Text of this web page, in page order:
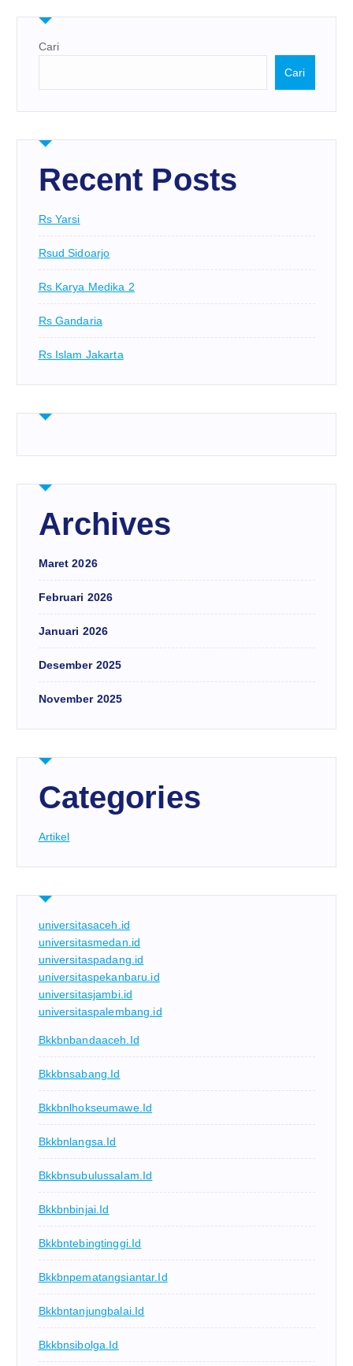
Cari
Cari
Recent Posts
Rs Yarsi
Rsud Sidoarjo
Rs Karya Medika 2
Rs Gandaria
Rs Islam Jakarta
Archives
Maret 2026
Februari 2026
Januari 2026
Desember 2025
November 2025
Categories
Artikel
universitasaceh.id
universitasmedan.id
universitaspadang.id
universitaspekanbaru.id
universitasjambi.id
universitaspalembang.id
Bkkbnbandaaceh.id
Bkkbnsabang.id
Bkkbnlhokseumawe.id
Bkkbnlangsa.id
Bkkbnsubulussalam.id
Bkkbnbinjai.id
Bkkbntebingtinggi.id
Bkkbnpematangsiantar.id
Bkkbntanjungbalai.id
Bkkbnsibolga.id